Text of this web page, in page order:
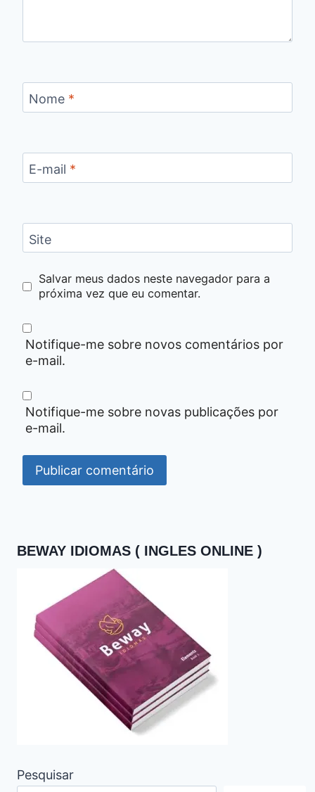
Nome *
E-mail *
Site
Salvar meus dados neste navegador para a
próxima vez que eu comentar.
Notifique-me sobre novos comentários por
e-mail.
Notifique-me sobre novas publicações por
e-mail.
BEWAY IDIOMAS ( INGLES ONLINE )
Pesquisar